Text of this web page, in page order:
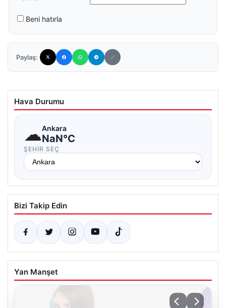
Beni hatırla
Paylaş:
Hava Durumu
☁Ankara
NaN°C
ŞEHIR SEÇ
Bizi Takip Edin
Yan Manşet